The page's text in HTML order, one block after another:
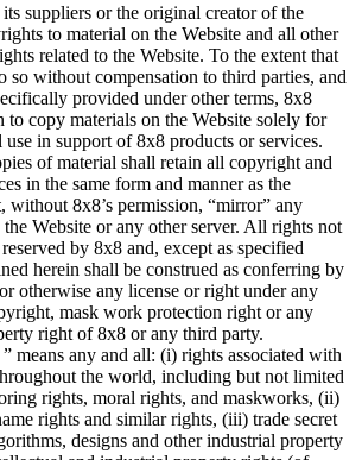
suppliers or the original creator of the
to material on the Website and all other
related to the Website. To the extent that
so without compensation to third parties, and
provided under other terms, 8x8
to copy materials on the Website solely for
in support of 8x8 products or services.
of material shall retain all copyright and
in the same form and manner as the
without 8x8’s permission, “mirror” any
Website or any other server. All rights not
by 8x8 and, except as specified
herein shall be construed as conferring by
otherwise any license or right under any
mask work protection right or any
right of 8x8 or any third party.
means any and all: (i) rights associated with
the world, including but not limited
rights, moral rights, and maskworks, (ii)
rights and similar rights, (iii) trade secret
designs and other industrial property